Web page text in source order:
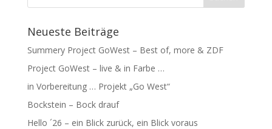
Neueste Beiträge
Summery Project GoWest – Best of, more & ZDF
Project GoWest – live & in Farbe …
in Vorbereitung … Projekt „Go West“
Bockstein – Bock drauf
Hello ´26 – ein Blick zurück, ein Blick voraus